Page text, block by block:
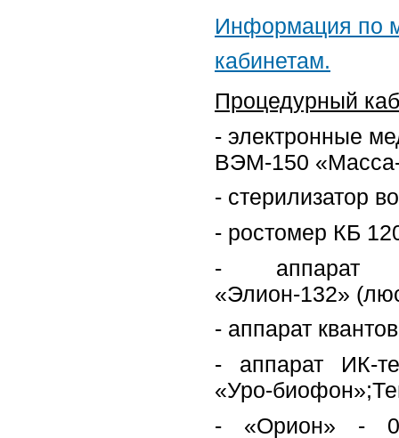
Информация по
кабинетам.
Процедурный
- электронные
ВЭМ-150
- стерилизатор
- ростомер КБ
- аппарат
«Элион-132»
- аппарат
- аппарат ИК-
«Уро-
- «Орион» -